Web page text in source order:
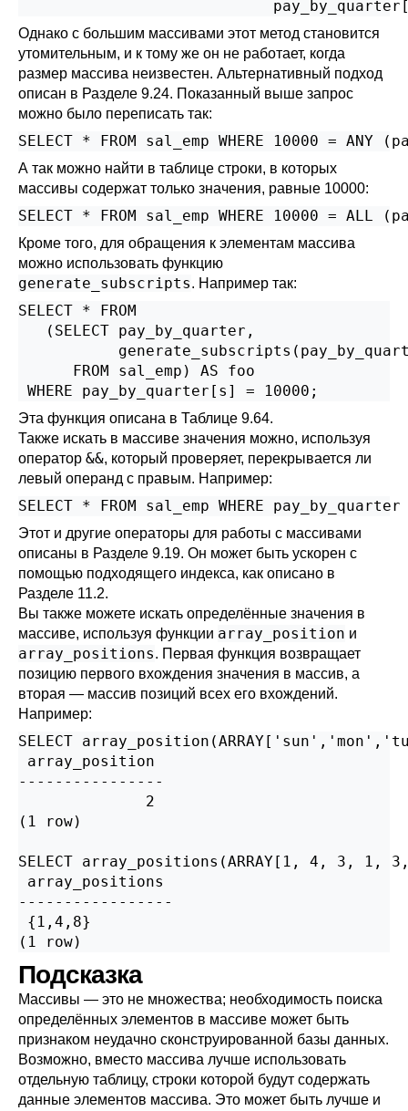
Однако с большим массивами этот метод становится
утомительным, и к тому же он не работает, когда
размер массива неизвестен. Альтернативный подход
описан в Разделе 9.24. Показанный выше запрос
можно было переписать так:
SELECT * FROM sal_emp WHERE 10000 = ANY
А так можно найти в таблице строки, в которых
массивы содержат только значения, равные 10000:
SELECT * FROM sal_emp WHERE 10000 = ALL
Кроме того, для обращения к элементам массива
можно использовать функцию
generate_subscripts. Например так:
SELECT * FROM
   (SELECT pay_by_quarter,
      FROM sal_emp) AS foo
WHERE pay_by_quarter[s] = 10000;
Эта функция описана в Таблице 9.64.
Также искать в массиве значения можно, используя
оператор &&, который проверяет, перекрывается ли
левый операнд с правым. Например:
SELECT * FROM sal_emp WHERE
Этот и другие операторы для работы с массивами
описаны в Разделе 9.19. Он может быть ускорен с
помощью подходящего индекса, как описано в
Разделе 11.2.
Вы также можете искать определённые значения в
массиве, используя функции array_position и
array_positions. Первая функция возвращает
позицию первого вхождения значения в массив, а
вторая — массив позиций всех его вхождений.
Например:
SELECT
array_position
----------------
              2
(1 row)
SELECT array_positions(ARRAY[1, 4, 3,
array_positions
-----------------
{1,4,8}
(1 row)
Подсказка
Массивы — это не множества; необходимость поиска
определённых элементов в массиве может быть
признаком неудачно сконструированной базы данных.
Возможно, вместо массива лучше использовать
отдельную таблицу, строки которой будут содержать
данные элементов массива. Это может быть лучше и